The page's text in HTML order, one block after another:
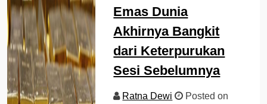
Emas Dunia
Akhirnya Bangkit
dari Keterpurukan
Sesi Sebelumnya
Ratna Dewi
Posted on